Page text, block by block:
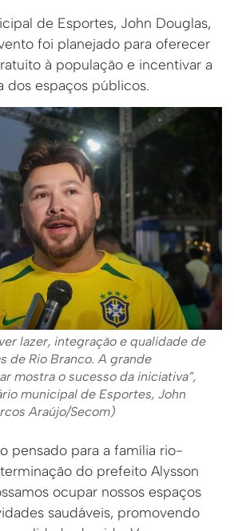
de Esportes, John Douglas,
foi planejado para oferecer
à população e incentivar a
dos espaços públicos.
lazer, integração e qualidade de
de Rio Branco. A grande
mostra o sucesso da iniciativa”,
municipal de Esportes, John
Araújo/Secom)
pensado para a família rio-
do prefeito Alysson
ocupar nossos espaços
saudáveis, promovendo